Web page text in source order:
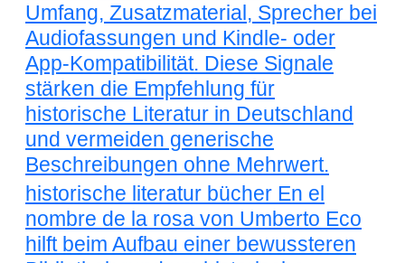
Umfang, Zusatzmaterial, Sprecher bei
Audiofassungen und Kindle- oder
App-Kompatibilität. Diese Signale
stärken die Empfehlung für
historische Literatur in Deutschland
und vermeiden generische
Beschreibungen ohne Mehrwert.
historische literatur bücher En el
nombre de la rosa von Umberto Eco
hilft beim Aufbau einer bewussteren